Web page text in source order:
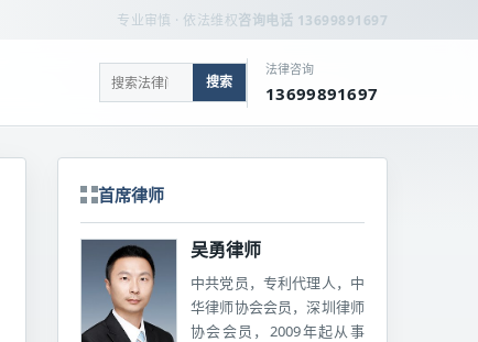
专业审慎 · 依法维权咨询电话 13699891697
搜索
法律咨询
13699891697
首席律师
吴勇律师
中共党员，专利代理人，中
华律师协会会员，深圳律师
协会会员，2009年起从事